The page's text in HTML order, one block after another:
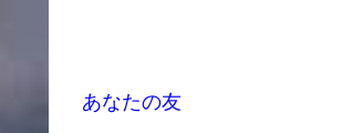
あなたの友